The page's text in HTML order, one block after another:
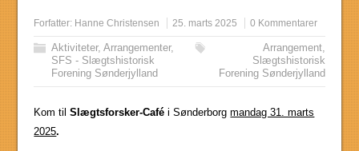
Forfatter: Hanne Christensen 25. marts 2025 0 Kommentarer
Aktiviteter,Arrangementer,
SFS - Slægtshistorisk
Forening Sønderjylland
Arrangement,
Slægtshistorisk
Forening Sønderjylland
Kom tilSlægtsforsker-Café i Sønderborgmandag 31. marts
2025.